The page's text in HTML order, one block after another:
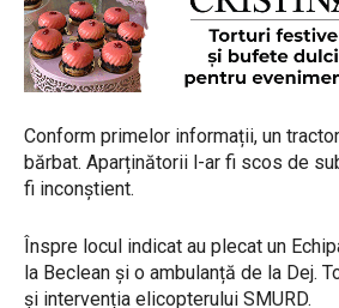
Conform primelor informații, un
bărbat. Aparținătorii l-ar fi scos de
fi inconștient.
Înspre locul indicat au plecat un
la Beclean și o ambulanță de la Dej.
și intervenția elicopterului SMURD.